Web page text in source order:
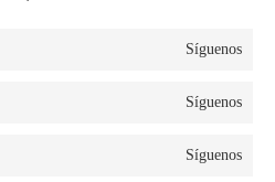
Síguenos
Síguenos
Síguenos